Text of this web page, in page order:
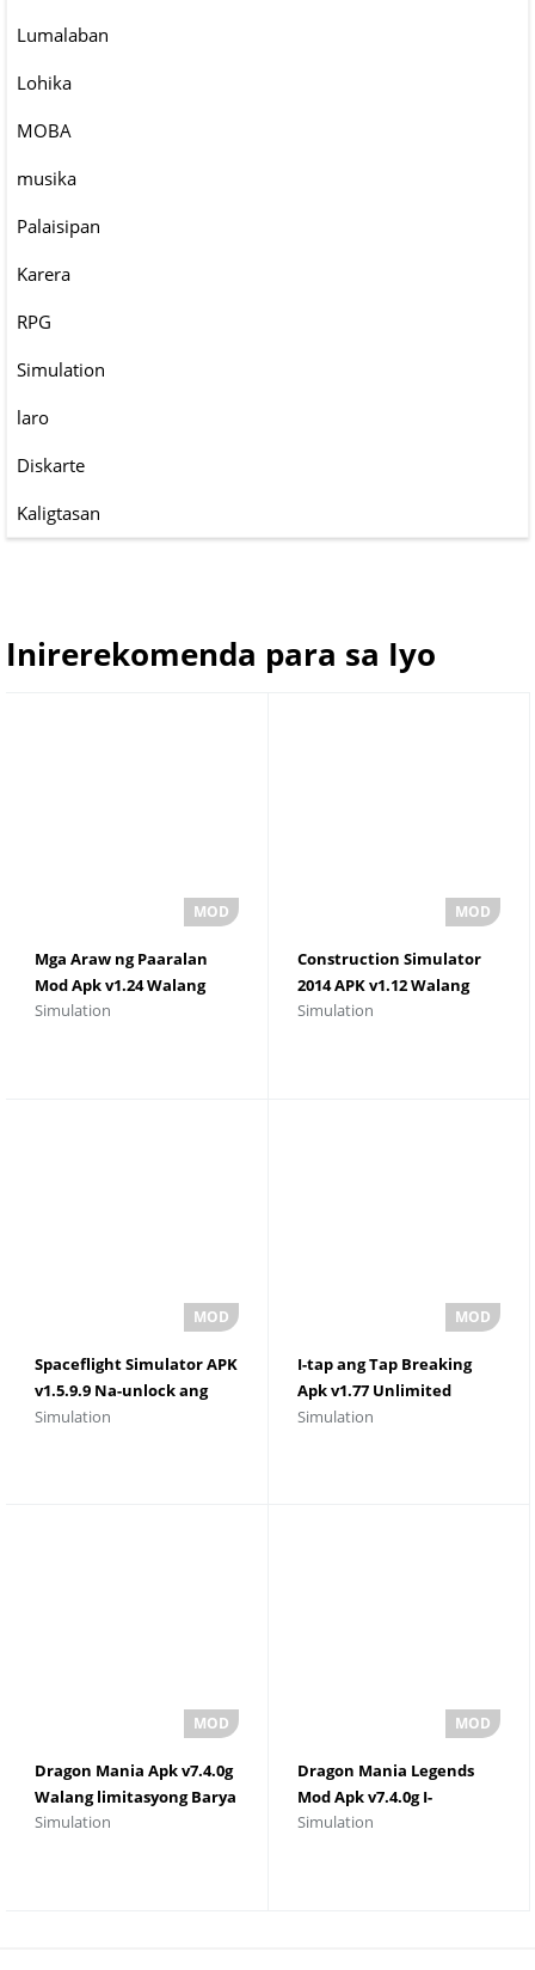
Lumalaban
Lohika
MOBA
musika
Palaisipan
Karera
RPG
Simulation
laro
Diskarte
Kaligtasan
Inirerekomenda para sa Iyo
Mga Araw ng Paaralan
Mod Apk v1.24 Walang
limitasyong Pera
Simulation
Construction Simulator
2014 APK v1.12 Walang
limitasyong Pera
Simulation
Spaceflight Simulator APK
v1.5.9.9 Na-unlock ang
Lahat ng Bahagi
Simulation
I-tap ang Tap Breaking
Apk v1.77 Unlimited
Money
Simulation
Dragon Mania Apk v7.4.0g
Walang limitasyong Barya
At Diamante
Simulation
Dragon Mania Legends
Mod Apk v7.4.0g I-
download ang Walang
Simulation